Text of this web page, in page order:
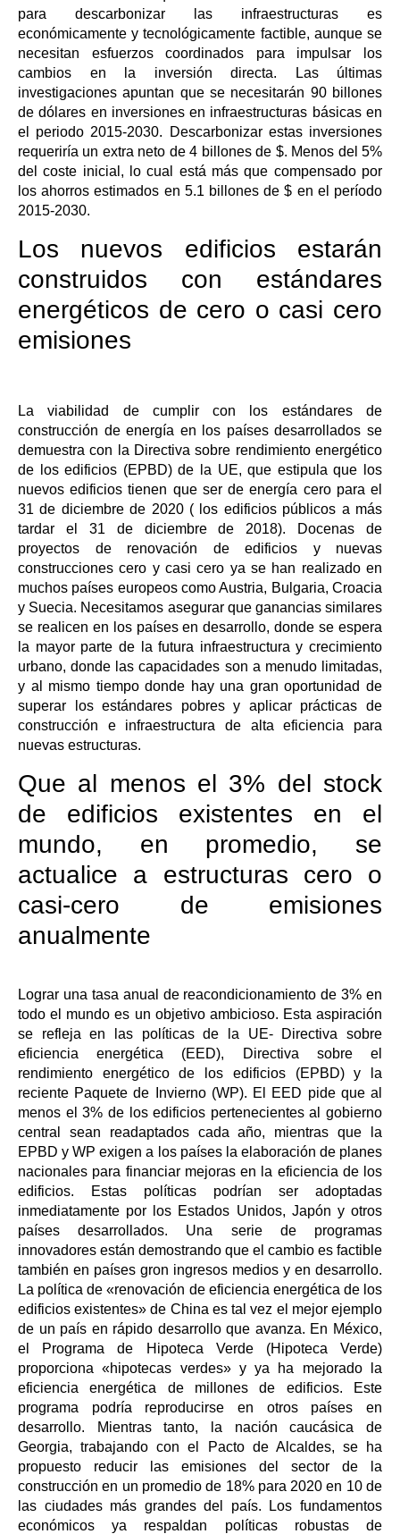
para descarbonizar las infraestructuras es
económicamente y tecnológicamente factible, aunque se
necesitan esfuerzos coordinados para impulsar los
cambios en la inversión directa. Las últimas
investigaciones apuntan que se necesitarán 90 billones
de dólares en inversiones en infraestructuras básicas en
el periodo 2015-2030. Descarbonizar estas inversiones
requeriría un extra neto de 4 billones de $. Menos del 5%
del coste inicial, lo cual está más que compensado por
los ahorros estimados en 5.1 billones de $ en el período
2015-2030.
Los nuevos edificios estarán
construidos con estándares
energéticos de cero o casi cero
emisiones
La viabilidad de cumplir con los estándares de
construcción de energía en los países desarrollados se
demuestra con la Directiva sobre rendimiento energético
de los edificios (EPBD) de la UE, que estipula que los
nuevos edificios tienen que ser de energía cero para el
31 de diciembre de 2020 ( los edificios públicos a más
tardar el 31 de diciembre de 2018). Docenas de
proyectos de renovación de edificios y nuevas
construcciones cero y casi cero ya se han realizado en
muchos países europeos como Austria, Bulgaria, Croacia
y Suecia. Necesitamos asegurar que ganancias similares
se realicen en los países en desarrollo, donde se espera
la mayor parte de la futura infraestructura y crecimiento
urbano, donde las capacidades son a menudo limitadas,
y al mismo tiempo donde hay una gran oportunidad de
superar los estándares pobres y aplicar prácticas de
construcción e infraestructura de alta eficiencia para
nuevas estructuras.
Que al menos el 3% del stock
de edificios existentes en el
mundo, en promedio, se
actualice a estructuras cero o
casi-cero de emisiones
anualmente
Lograr una tasa anual de reacondicionamiento de 3% en
todo el mundo es un objetivo ambicioso. Esta aspiración
se refleja en las políticas de la UE- Directiva sobre
eficiencia energética (EED), Directiva sobre el
rendimiento energético de los edificios (EPBD) y la
reciente Paquete de Invierno (WP). El EED pide que al
menos el 3% de los edificios pertenecientes al gobierno
central sean readaptados cada año, mientras que la
EPBD y WP exigen a los paísesla elaboración de planes
nacionales para financiar mejoras en la eficiencia de los
edificios. Estas políticas podrían ser adoptadas
inmediatamente por los Estados Unidos, Japón y otros
países desarrollados. Una serie de programas
innovadores están demostrando que el cambio es factible
también en países gron ingresos medios y en desarrollo.
La política de «renovación de eficiencia energética de los
edificios existentes» de China es tal vez el mejor ejemplo
de un país en rápido desarrollo que avanza. En México,
el Programa de Hipoteca Verde (Hipoteca Verde)
proporciona «hipotecas verdes» y ya ha mejorado la
eficiencia energética de millones de edificios. Este
programa podría reproducirse en otros países en
desarrollo. Mientras tanto, la nación caucásica de
Georgia, trabajando con el Pacto de Alcaldes, se ha
propuesto reducir las emisiones del sector de la
construcción en un promedio de 18% para 2020 en 10 de
las ciudades más grandes del país. Los fundamentos
económicos ya respaldan políticas robustas de